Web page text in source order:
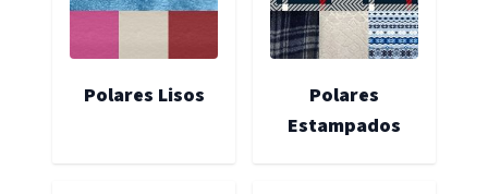
Polares Lisos
Polares
Estampados